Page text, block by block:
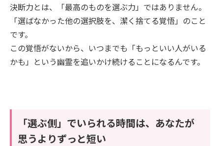
決断力とは、「最高のものを選ぶ力」ではありません。
「選ばなかった他の選択肢を、潔く捨てる覚悟」のこと
です。
この覚悟がないから、いつまでも「もっといい人がいる
かも」という幽霊を追いかけ続けることになるんです。
「選ぶ側」でいられる時間は、あなたが
思うよりずっと短い